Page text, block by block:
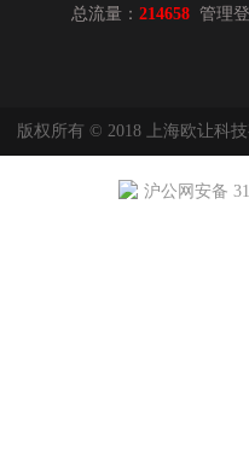
总流量： 214658 管理
版权所有 © 2018 上海欧让科
沪公网安备